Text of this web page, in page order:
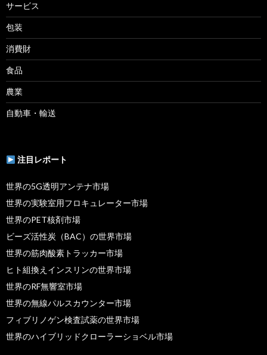
サービス
包装
消費財
食品
農業
自動車・輸送
注目レポート
世界の5G透明アンテナ市場
世界の実験室用フロキュレーター市場
世界のPET核剤市場
ビーズ活性炭（BAC）の世界市場
世界の筋肉酸素トラッカー市場
ヒト組換えインスリンの世界市場
世界のRF無響室市場
世界の無線パルスカウンター市場
フィブリノゲン検査試薬の世界市場
世界のハイブリッドクローラーショベル市場